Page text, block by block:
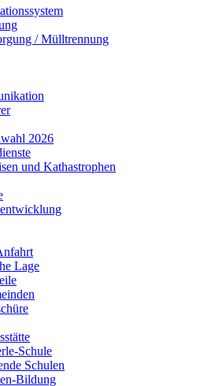
/ Mülltrennung
2026
und Kathastrophen
Lage
Schule
Schulen
Bildung